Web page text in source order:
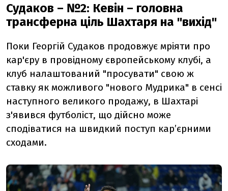
Судаков – №2: Кевін – головна
трансферна ціль Шахтаря на "вихід"
Поки Георгій Судаков продовжує мріяти про
кар'єру в провідному європейському клубі, а
клуб налаштований "просувати" свою ж
ставку як можливого "нового Мудрика" в сенсі
наступного великого продажу, в Шахтарі
з'явився футболіст, що дійсно може
сподіватися на швидкий поступ кар’єрними
сходами.